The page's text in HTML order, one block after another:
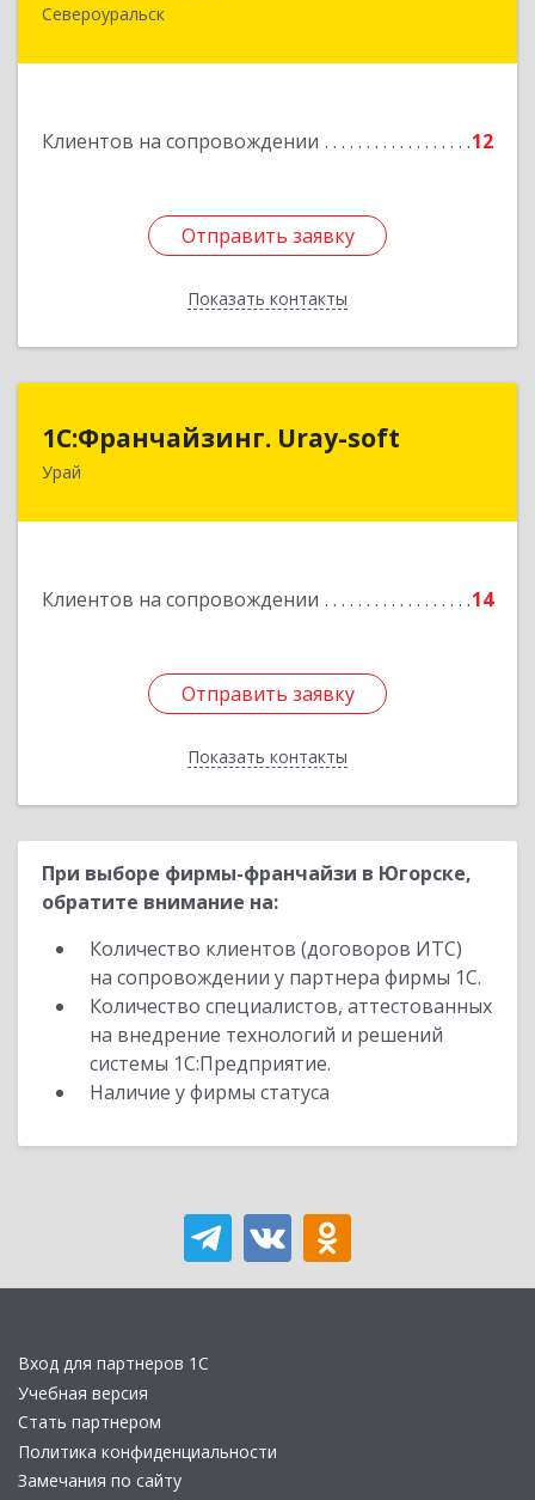
Североуральск
Клиентов на сопровождении 12
Отправить заявку
Показать контакты
624480, Свердловская обл, Североуральск г,
Отправить заявку
Назад
1С:Франчайзинг. Uray-soft
Урай
Клиентов на сопровождении 14
Отправить заявку
Показать контакты
1С:Франчайзинг. Uray-soft
628284, Ханты-Мансийский Автономный округ
Отправить заявку
Назад
При выборе фирмы-франчайзи в Югорске,
обратите внимание на:
Количество клиентов (договоров ИТС)
на сопровождении у партнера фирмы 1С.
Количество специалистов, аттестованных
на внедрение технологий и решений
системы 1С:Предприятие.
Наличие у фирмы статуса
Вход для партнеров 1С
Учебная версия
Стать партнером
Политика конфиденциальности
Замечания по сайту